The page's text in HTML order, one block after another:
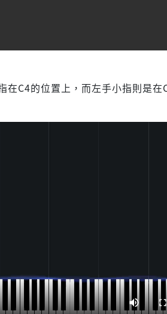
在C4的位置上，而左手小指則是在